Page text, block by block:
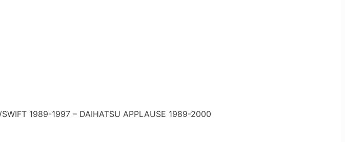
1989-1997 – DAIHATSU APPLAUSE 1989-2000